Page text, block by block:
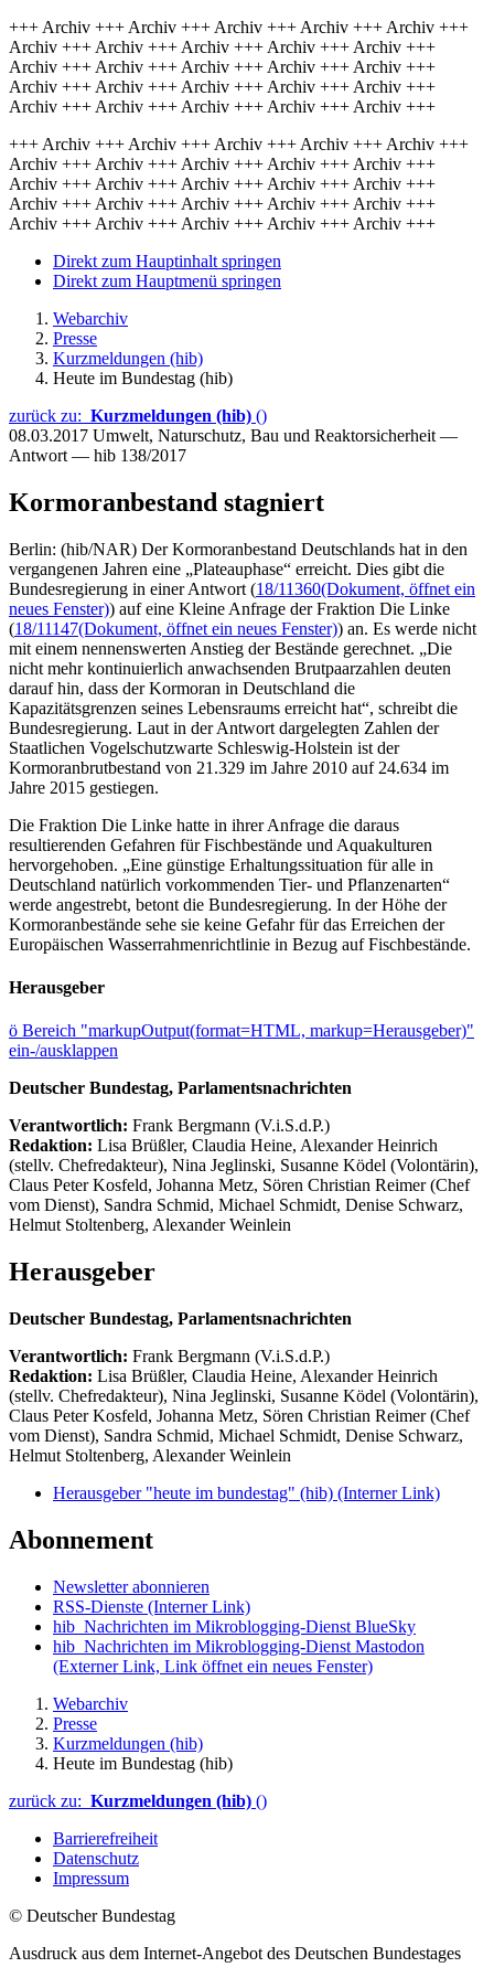
+++ Archiv +++ Archiv +++ Archiv +++ Archiv +++ Archiv +++
Archiv +++ Archiv +++ Archiv +++ Archiv +++ Archiv +++
Archiv +++ Archiv +++ Archiv +++ Archiv +++ Archiv +++
Archiv +++ Archiv +++ Archiv +++ Archiv +++ Archiv +++
Archiv +++ Archiv +++ Archiv +++ Archiv +++ Archiv +++
+++ Archiv +++ Archiv +++ Archiv +++ Archiv +++ Archiv +++
Archiv +++ Archiv +++ Archiv +++ Archiv +++ Archiv +++
Archiv +++ Archiv +++ Archiv +++ Archiv +++ Archiv +++
Archiv +++ Archiv +++ Archiv +++ Archiv +++ Archiv +++
Archiv +++ Archiv +++ Archiv +++ Archiv +++ Archiv +++
Direkt zum Hauptinhalt springen
Direkt zum Hauptmenü springen
Webarchiv
Presse
Kurzmeldungen (hib)
Heute im Bundestag (hib)
zurück zu: Kurzmeldungen (hib) ()
08.03.2017 Umwelt, Naturschutz, Bau und Reaktorsicherheit —
Antwort — hib 138/2017
Kormoranbestand stagniert
Berlin: (hib/NAR) Der Kormoranbestand Deutschlands hat in den
vergangenen Jahren eine „Plateauphase“ erreicht. Dies gibt die
Bundesregierung in einer Antwort (18/11360(Dokument, öffnet ein
neues Fenster)) auf eine Kleine Anfrage der Fraktion Die Linke
(18/11147(Dokument, öffnet ein neues Fenster)) an. Es werde nicht
mit einem nennenswerten Anstieg der Bestände gerechnet. „Die
nicht mehr kontinuierlich anwachsenden Brutpaarzahlen deuten
darauf hin, dass der Kormoran in Deutschland die
Kapazitätsgrenzen seines Lebensraums erreicht hat“, schreibt die
Bundesregierung. Laut in der Antwort dargelegten Zahlen der
Staatlichen Vogelschutzwarte Schleswig-Holstein ist der
Kormoranbrutbestand von 21.329 im Jahre 2010 auf 24.634 im
Jahre 2015 gestiegen.
Die Fraktion Die Linke hatte in ihrer Anfrage die daraus
resultierenden Gefahren für Fischbestände und Aquakulturen
hervorgehoben. „Eine günstige Erhaltungssituation für alle in
Deutschland natürlich vorkommenden Tier- und Pflanzenarten“
werde angestrebt, betont die Bundesregierung. In der Höhe der
Kormoranbestände sehe sie keine Gefahr für das Erreichen der
Europäischen Wasserrahmenrichtlinie in Bezug auf Fischbestände.
Herausgeber
ö Bereich "markupOutput(format=HTML, markup=Herausgeber)"
ein-/ausklappen
Deutscher Bundestag, Parlamentsnachrichten
Verantwortlich: Frank Bergmann (V.i.S.d.P.)
Redaktion: Lisa Brüßler, Claudia Heine, Alexander Heinrich
(stellv. Chefredakteur), Nina Jeglinski, Susanne Ködel (Volontärin),
Claus Peter Kosfeld, Johanna Metz, Sören Christian Reimer (Chef
vom Dienst), Sandra Schmid, Michael Schmidt, Denise Schwarz,
Helmut Stoltenberg, Alexander Weinlein
Herausgeber
Deutscher Bundestag, Parlamentsnachrichten
Verantwortlich: Frank Bergmann (V.i.S.d.P.)
Redaktion: Lisa Brüßler, Claudia Heine, Alexander Heinrich
(stellv. Chefredakteur), Nina Jeglinski, Susanne Ködel (Volontärin),
Claus Peter Kosfeld, Johanna Metz, Sören Christian Reimer (Chef
vom Dienst), Sandra Schmid, Michael Schmidt, Denise Schwarz,
Helmut Stoltenberg, Alexander Weinlein
Herausgeber "heute im bundestag" (hib) (Interner Link)
Abonnement
Newsletter abonnieren
RSS-Dienste (Interner Link)
hib_Nachrichten im Mikroblogging-Dienst BlueSky
hib_Nachrichten im Mikroblogging-Dienst Mastodon
(Externer Link, Link öffnet ein neues Fenster)
Webarchiv
Presse
Kurzmeldungen (hib)
Heute im Bundestag (hib)
zurück zu: Kurzmeldungen (hib) ()
Barrierefreiheit
Datenschutz
Impressum
© Deutscher Bundestag
Ausdruck aus dem Internet-Angebot des Deutschen Bundestages